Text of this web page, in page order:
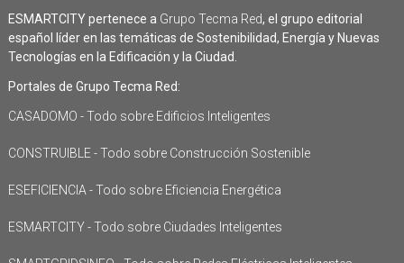
ESMARTCITY pertenece a Grupo Tecma Red, el grupo editorial
español líder en las temáticas de Sostenibilidad, Energía y Nuevas
Tecnologías en la Edificación y la Ciudad.
Portales de Grupo Tecma Red:
CASADOMO - Todo sobre Edificios Inteligentes
CONSTRUIBLE - Todo sobre Construcción Sostenible
ESEFICIENCIA - Todo sobre Eficiencia Energética
ESMARTCITY - Todo sobre Ciudades Inteligentes